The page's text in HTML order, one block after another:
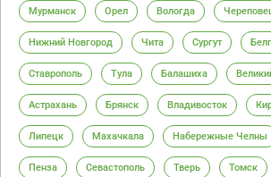
Мурманск Орел Вологда
Нижний Новгород Чита Сургут
Ставрополь Тула Балашиха
Астрахань Брянск Владивосток
Липецк Махачкала Набережные Челны
Пенза Севастополь Тверь Томск